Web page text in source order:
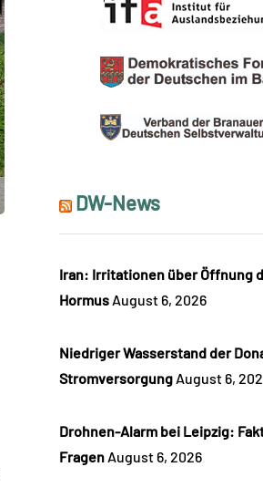
DW-News
Iran: Irritationen über Öffnung
Hormus August 6, 2026
Niedriger Wasserstand der
Stromversorgung August 6,
Drohnen-Alarm bei Leipzig:
Fragen August 6, 2026